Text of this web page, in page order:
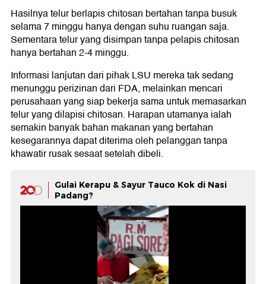
Hasilnya telur berlapis chitosan bertahan tanpa busuk
selama 7 minggu hanya dengan suhu ruangan saja.
Sementara telur yang disimpan tanpa pelapis chitosan
hanya bertahan 2-4 minggu.
Informasi lanjutan dari pihak LSU mereka tak sedang
menunggu perizinan dari FDA, melainkan mencari
perusahaan yang siap bekerja sama untuk memasarkan
telur yang dilapisi chitosan. Harapan utamanya ialah
semakin banyak bahan makanan yang bertahan
kesegarannya dapat diterima oleh pelanggan tanpa
khawatir rusak sesaat setelah dibeli.
Gulai Kerapu & Sayur Tauco Kok di Nasi
Padang?